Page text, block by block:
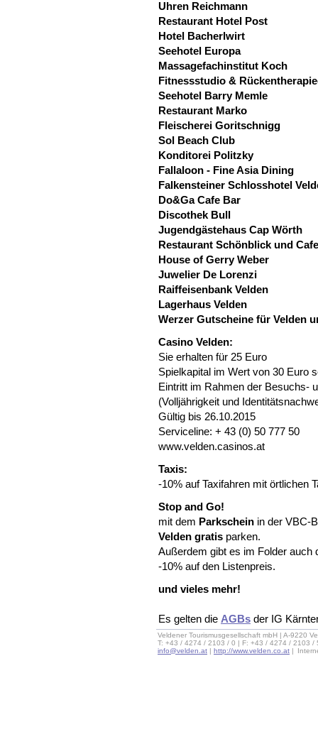
Uhren Reichmann
Restaurant Hotel Post
Hotel Bacherlwirt
Seehotel Europa
Massagefachinstitut Koch
Fitnessstudio &
Seehotel Barry Memle
Restaurant Marko
Fleischerei Goritschnigg
Sol Beach Club
Konditorei Politzky
Fallaloon - Fine Asia Dining
Falkensteiner Schlosshotel
Do&Ga Cafe Bar
Discothek Bull
Jugendgästehaus Cap Wörth
Restaurant Schönblick und
House of Gerry Weber
Juwelier De Lorenzi
Raiffeisenbank Velden
Lagerhaus Velden
Werzer Gutscheine für Velden
Casino Velden:
Sie erhalten für 25 Euro
Spielkapital im Wert von 30 Euro
Eintritt im Rahmen der Besuchs-
(Volljährigkeit und
Gültig bis 26.10.2015
Serviceline: + 43 (0) 50 777 50
www.velden.casinos.at
Taxis:
-10% auf Taxifahren mit örtlichen
Stop and Go!
mit dem Parkschein in der VBC-
Velden gratis parken.
Außerdem gibt es im Folder auch
-10% auf den Listenpreis.
und vieles mehr!
Es gelten die AGBs der IG
Veldener Tourismusgesellschaft mbH | A-9220
T: +43 / 4274 / 2103 / 0 | F: +43 / 4274 / 2103 /
info@velden.at | http://www.velden.co.at |